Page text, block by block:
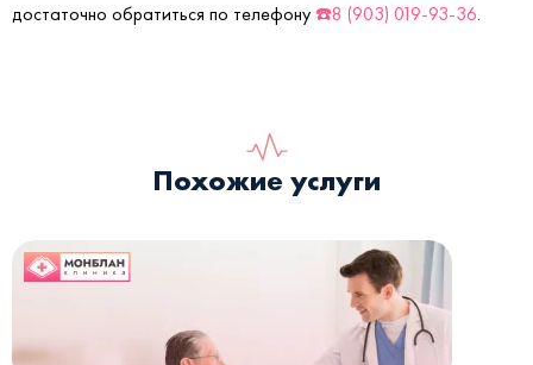
достаточно обратиться по телефону ☎️8 (903) 019-93-36.
Похожие услуги